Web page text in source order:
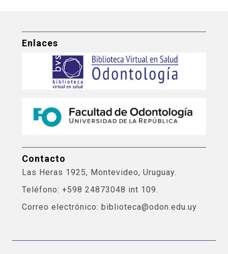
Enlaces
Contacto
Las Heras 1925, Montevideo, Uruguay.
Teléfono: +598 24873048 int 109.
Correo electrónico: biblioteca@odon.edu.uy